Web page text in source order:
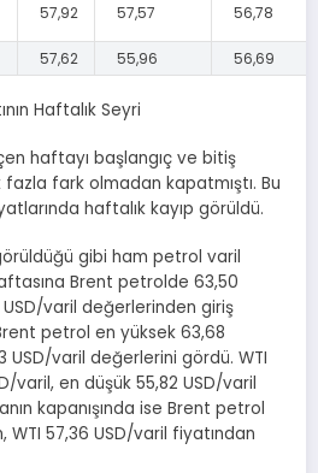
57,92 57,57 56,78
57,62 55,96 56,69
Haftalık Seyri
haftayı başlangıç ve bitiş
fazla fark olmadan kapatmıştı. Bu
haftalık kayıp görüldü.
gibi ham petrol varil
Brent petrolde 63,50
USD/varil değerlerinden giriş
petrol en yüksek 63,68
USD/varil değerlerini gördü. WTI
varil, en düşük 55,82 USD/varil
kapanışında ise Brent petrol
WTI 57,36 USD/varil fiyatından